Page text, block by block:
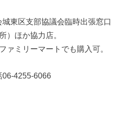
東区支部協議会臨時出張窓口
）ほか協力店。
ァミリーマートでも購入可。
4255-6066